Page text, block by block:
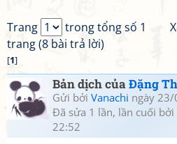
Trang
trong tổng số 1
trang (8 bài trả lời)
[1]
Bản dịch củaĐặng
Gửi bởi Vanachi ngày
Đã sửa 1 lần, lần cuối bởi
22:52